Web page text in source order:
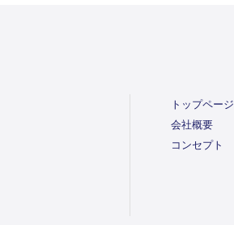
トップページ
会社概要
コンセプト